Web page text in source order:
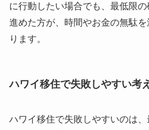
に行動したい場合でも、最低限
進めた方が、時間やお金の無駄
ります。
ハワイ移住で失敗しやすい考
ハワイ移住で失敗しやすいのは